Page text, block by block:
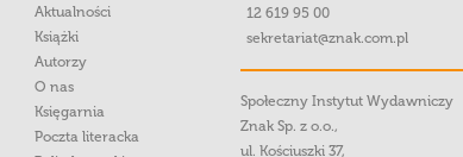
Aktualności
Książki
Autorzy
O nas
Księgarnia
Poczta literacka
12 619 95 00
sekretariat@znak.com.pl
Społeczny Instytut Wydawniczy
Znak Sp. z o.o.,
ul. Kościuszki 37,